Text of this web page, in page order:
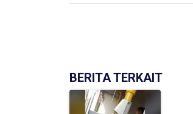
BERITA TERKAIT